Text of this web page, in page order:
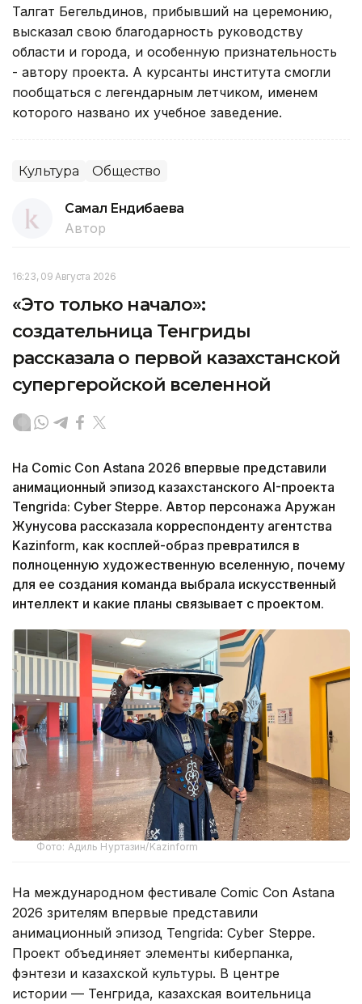
Талгат Бегельдинов, прибывший на церемонию,
высказал свою благодарность руководству
области и города, и особенную признательность
- автору проекта. А курсанты института смогли
пообщаться с легендарным летчиком, именем
которого названо их учебное заведение.
Культура Общество
Самал Ендибаева
Автор
16:23, 09 Августа 2026
«Это только начало»:
создательница Тенгриды
рассказала о первой казахстанской
супергеройской вселенной
На Comic Con Astana 2026 впервые представили
анимационный эпизод казахстанского AI-проекта
Tengrida: Cyber Steppe. Автор персонажа Аружан
Жунусова рассказала корреспонденту агентства
Kazinform, как косплей-образ превратился в
полноценную художественную вселенную, почему
для ее создания команда выбрала искусственный
интеллект и какие планы связывает с проектом.
Фото: Адиль Нуртазин/Kazinform
На международном фестивале Comic Con Astana
2026 зрителям впервые представили
анимационный эпизод Tengrida: Cyber Steppe.
Проект объединяет элементы киберпанка,
фэнтези и казахской культуры. В центре
истории — Тенгрида, казахская воительница